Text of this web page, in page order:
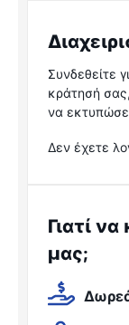
Συνδεθείτε
κράτησή
να
Δεν έχετε
Γιατί
μας;